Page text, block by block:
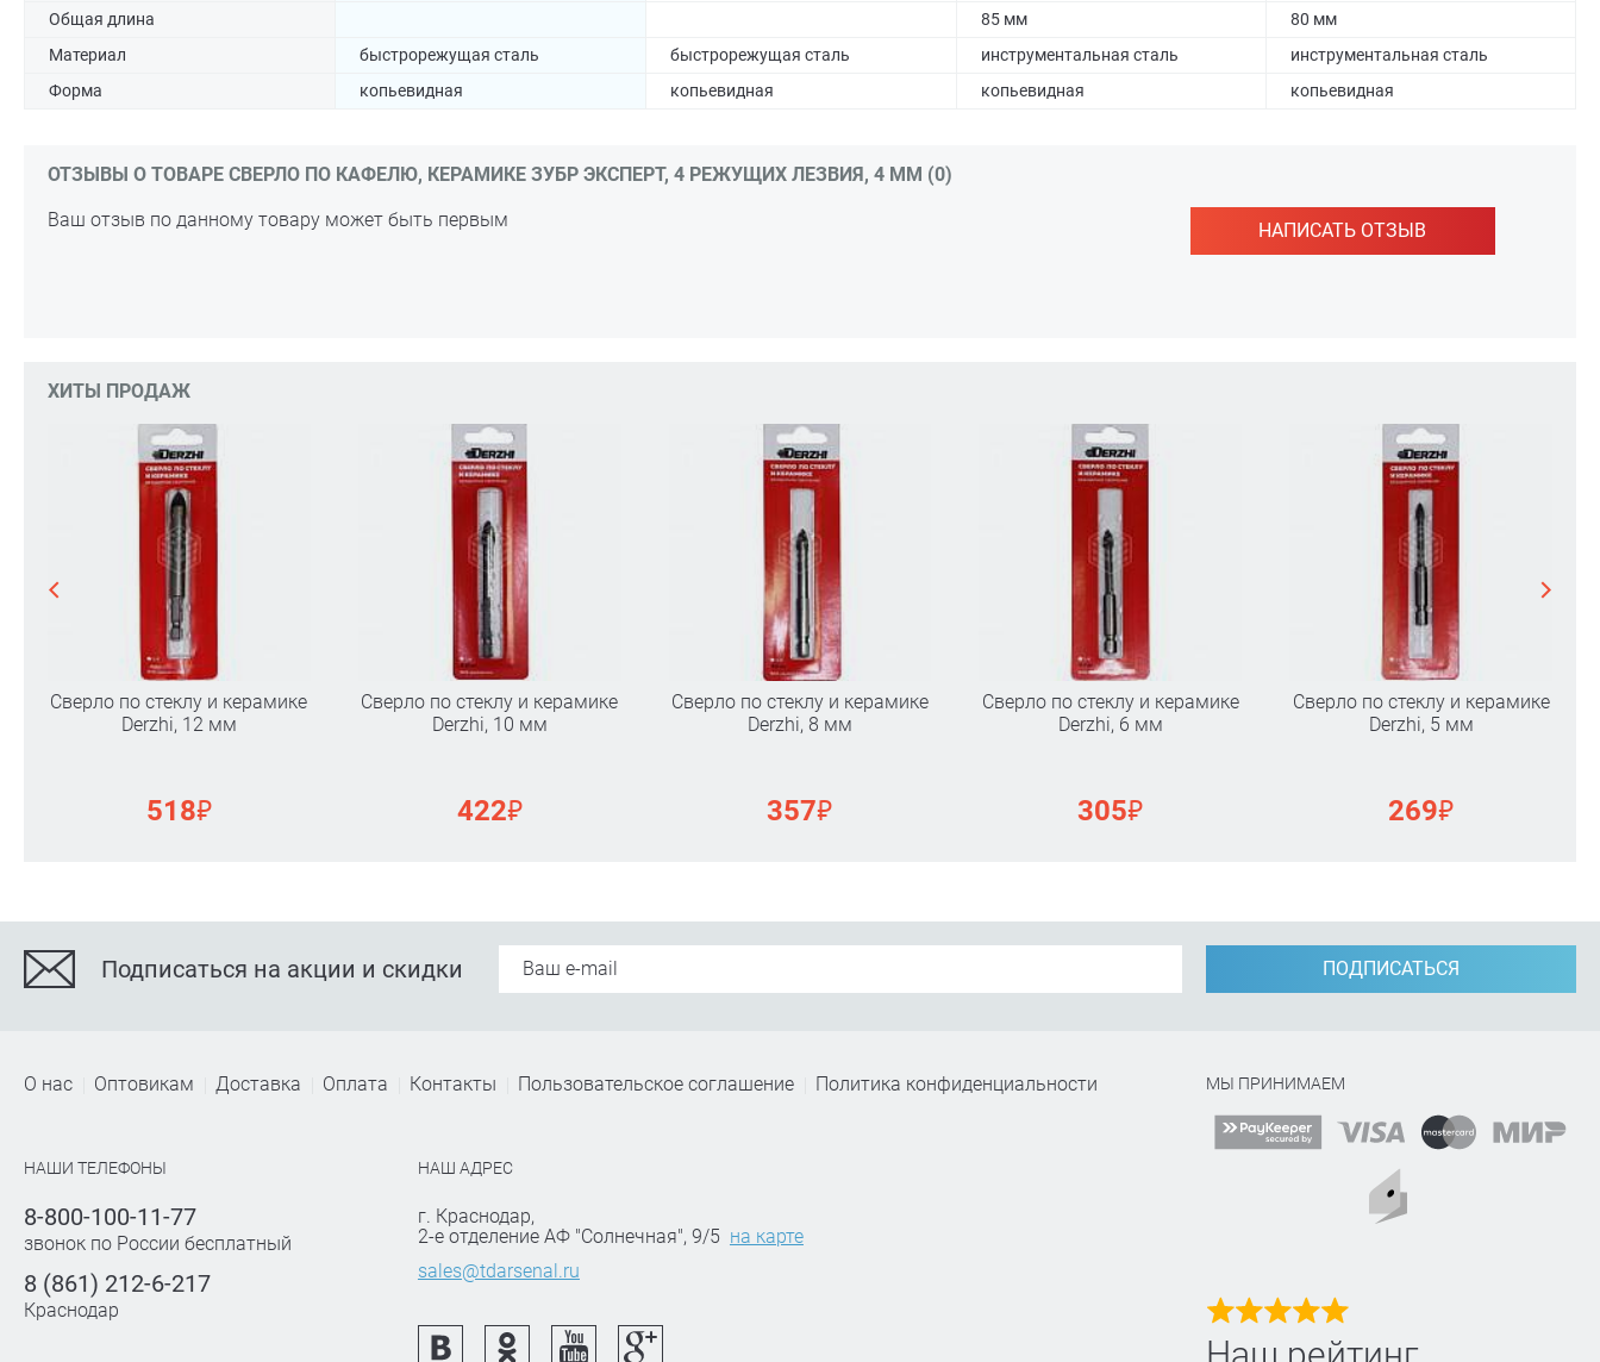
Общая длина
85 мм
80 мм
Материал
быстрорежущая сталь быстрорежущая сталь инструментальная сталь
инструментальная сталь
Форма
копьевидная копьевидная копьевидная копьевидная
ОТЗЫВЫ О ТОВАРЕ СВЕРЛО ПО КАФЕЛЮ, КЕРАМИКЕ ЗУБР ЭКСПЕРТ, 4 РЕЖУЩИХ ЛЕЗВИЯ, 4 ММ (0)
НАПИСАТЬ ОТЗЫВ
Ваш отзыв по данному товару может быть первым
ХИТЫ ПРОДАЖ
Сверло по стеклу и керамике
Derzhi, 12 мм
518₽
Сверло по стеклу и керамике
Derzhi, 10 мм
422₽
Сверло по стеклу и керамике
Derzhi, 8 мм
357₽
Сверло по стеклу и керамике
Derzhi, 6 мм
305₽
Сверло по стеклу и керамике
Derzhi, 5 мм
269₽
Подписаться на акции и скидки ПОДПИСАТЬСЯ
О нас Оптовикам Доставка Оплата Контакты Пользовательское соглашение Политика конфиденциальности
НАШИ ТЕЛЕФОНЫ
8-800-100-11-77
звонок по России бесплатный
8 (861) 212-6-217
Краснодар
НАШ АДРЕС
г. Краснодар,
2-е отделение АФ "Солнечная", 9/5 на карте
sales@tdarsenal.ru
МЫ ПРИНИМАЕМ